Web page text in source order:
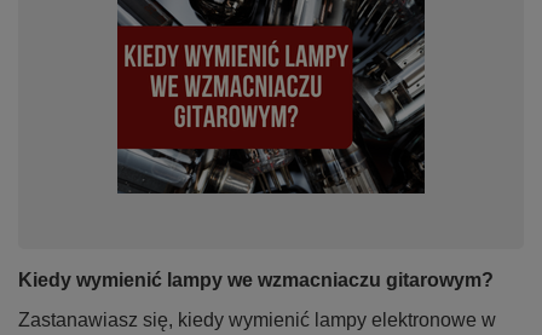
Kiedy wymienić lampy we wzmacniaczu gitarowym?
Zastanawiasz się, kiedy wymienić lampy elektronowe w